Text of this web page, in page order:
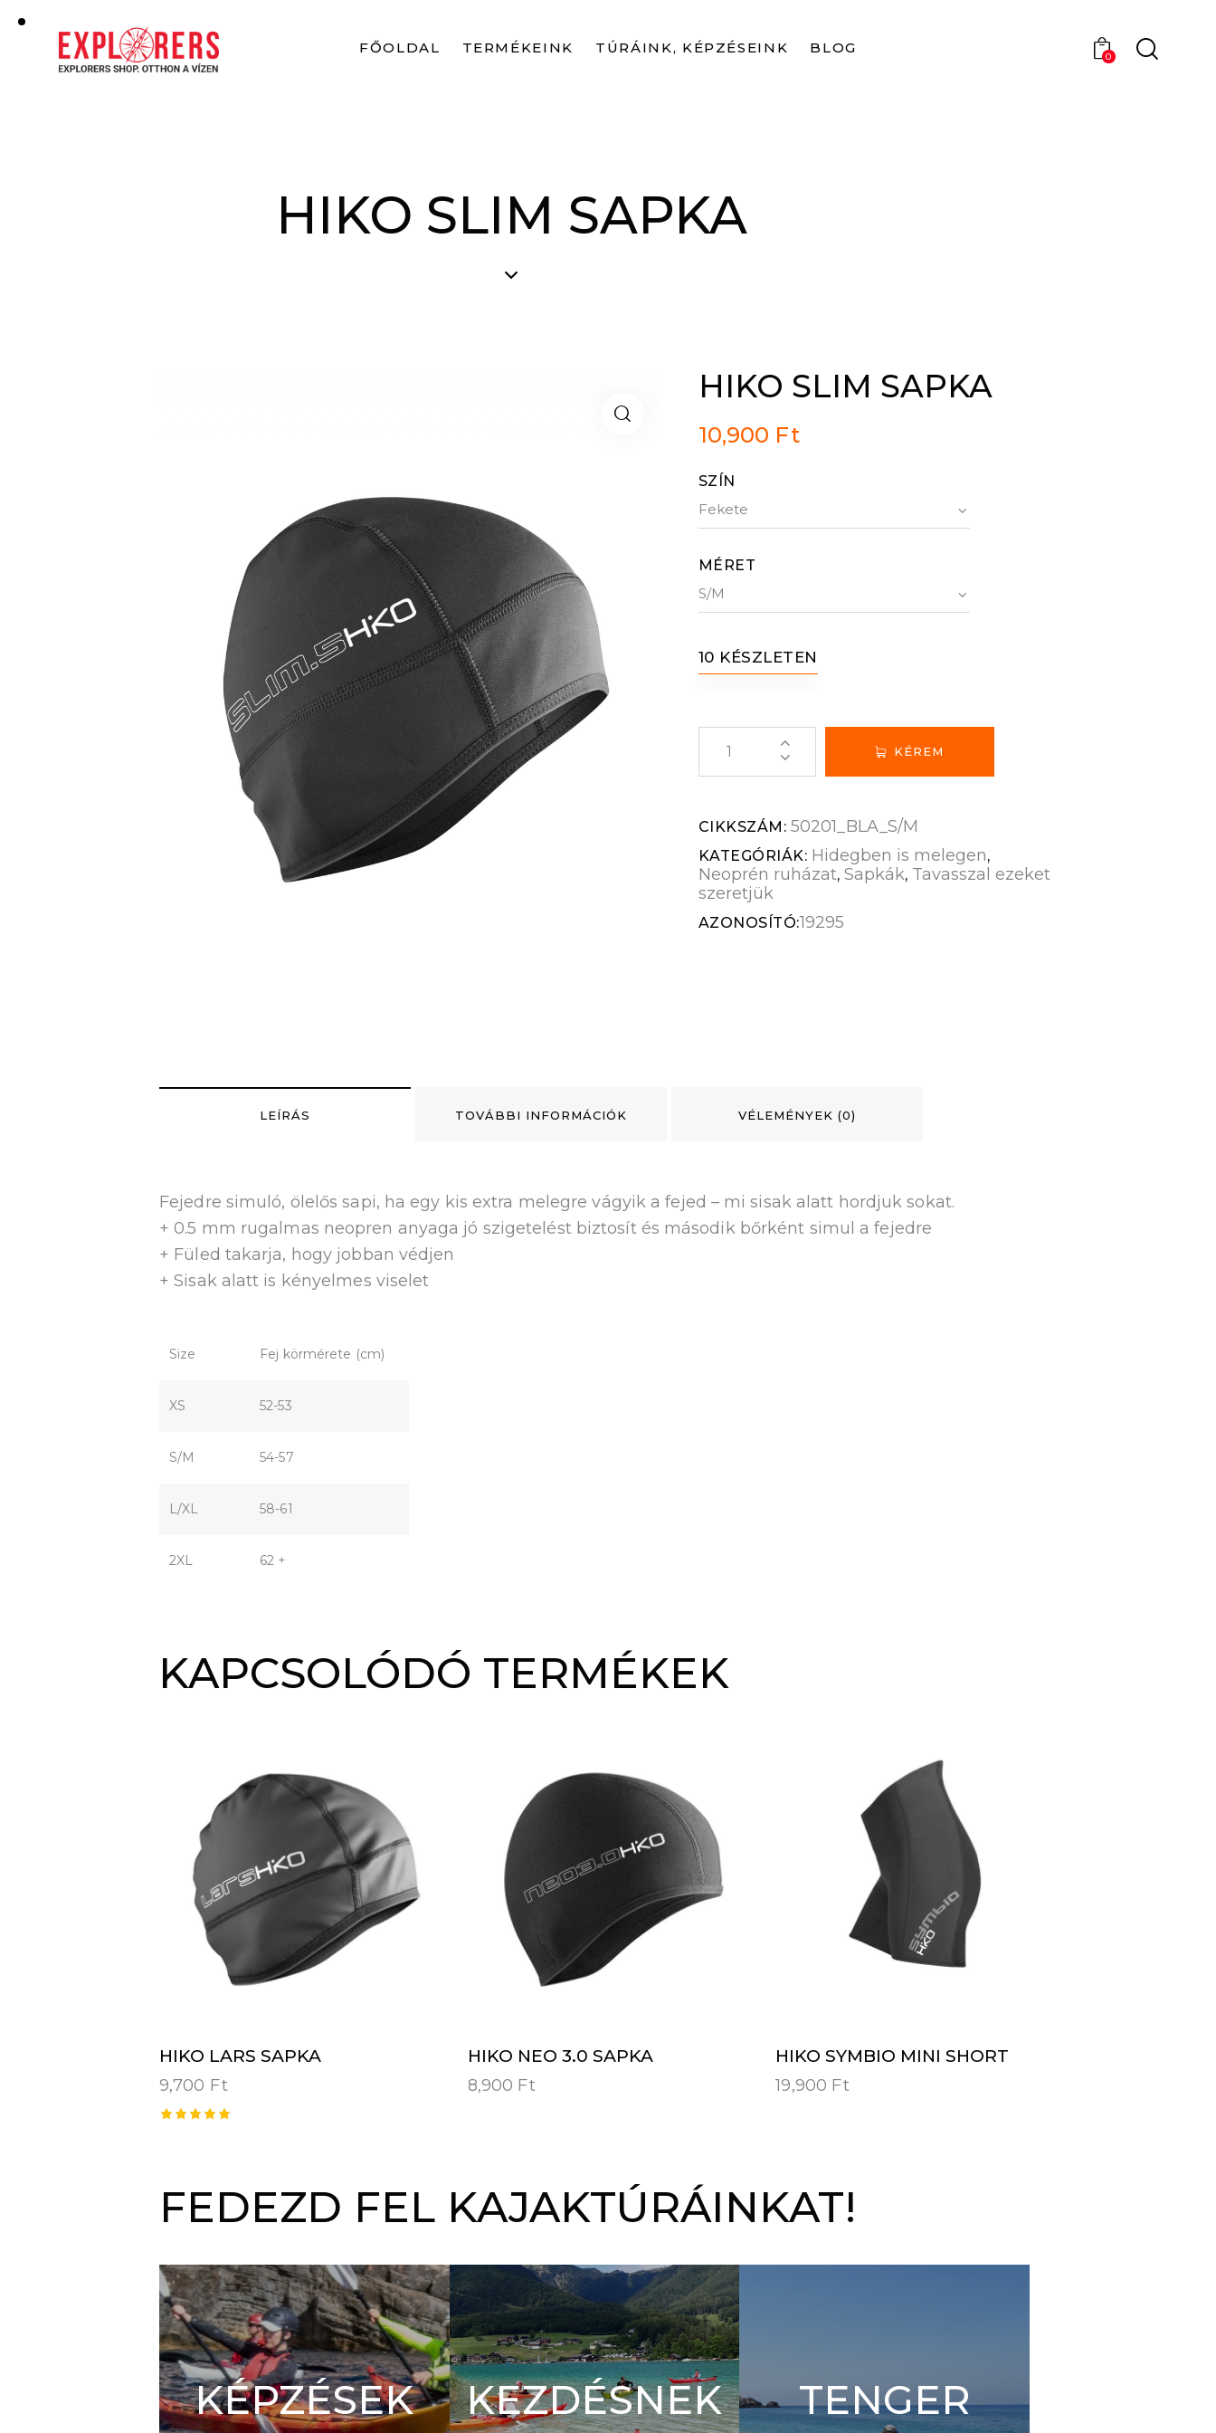
FŐOLDAL TERMÉKEINK TÚRÁINK, KÉPZÉSEINK BLOG
0
HIKO SLIM SAPKA
HIKO SLIM SAPKA
10,900 Ft
SZÍN
MÉRET
10 KÉSZLETEN
KÉREM
CIKKSZÁM: 50201_BLA_S/M
KATEGÓRIÁK: Hidegben is melegen,
Neoprén ruházat, Sapkák, Tavasszal ezeket
szeretjük
AZONOSÍTÓ:19295
LEÍRÁS TOVÁBBI INFORMÁCIÓK VÉLEMÉNYEK (0)
Fejedre simuló, ölelős sapi, ha egy kis extra melegre vágyik a fejed – mi sisak alatt hordjuk sokat.
+ 0.5 mm rugalmas neopren anyaga jó szigetelést biztosít és második bőrként simul a fejedre
+ Füled takarja, hogy jobban védjen
+ Sisak alatt is kényelmes viselet
Size Fej körmérete (cm)
XS 52-53
S/M 54-57
L/XL 58-61
2XL 62 +
KAPCSOLÓDÓ TERMÉKEK
HIKO LARS SAPKA
9,700 Ft
HIKO NEO 3.0 SAPKA
8,900 Ft
HIKO SYMBIO MINI SHORT
19,900 Ft
FEDEZD FEL KAJAKTÚRÁINKAT!
KÉPZÉSEK KEZDÉSNEK TENGER